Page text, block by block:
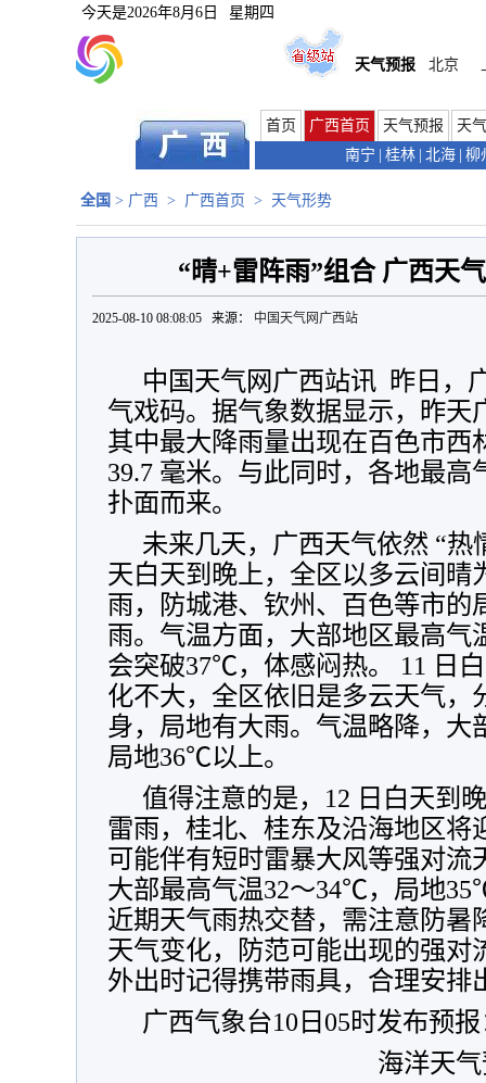
今天是2026年8月6日 星期四
天气预报 北京
首页 广西首页 天气预报
天
南宁
桂林 北海 柳
全国 > 广西 > 广西首页 > 天气形势
“晴+雷阵雨”组合 广西天
2025-08-10 08:08:05 来源： 中国天气网广西站
中国天气网广西站讯 昨日，
气戏码。据气象数据显示，昨天
其中最大降雨量出现在百色市西
39.7 毫米。与此同时，各地最
扑面而来。
未来几天，广西天气依然 “热
天白天到晚上，全区以多云间晴
雨，防城港、钦州、百色等市的
雨。气温方面，大部地区最高
会突破37℃，体感闷热。 11 日
化不大，全区依旧是多云天气，
身，局地有大雨。气温略降，
局地36℃以上。
值得注意的是，12 日白天到
雷雨，桂北、桂东及沿海地区将
可能伴有短时雷暴大风等强对流
大部最高气温32～34℃，局地
近期天气雨热交替，需注意防暑
天气变化，防范可能出现的强对
外出时记得携带雨具，合理安排
广西气象台10日05时发布预
海洋天